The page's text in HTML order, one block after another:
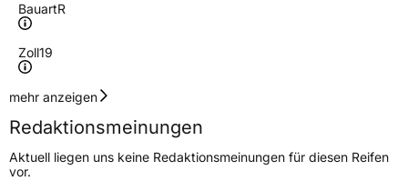
BauartR
Zoll19
Geschwindigkeitsindex
Höchstgeschwindigkeit
270 km/h
Lastindex98
mehr anzeigen
Redaktionsmeinungen
Aktuell liegen uns keine Redaktionsmeinungen für diesen Reifen
vor.